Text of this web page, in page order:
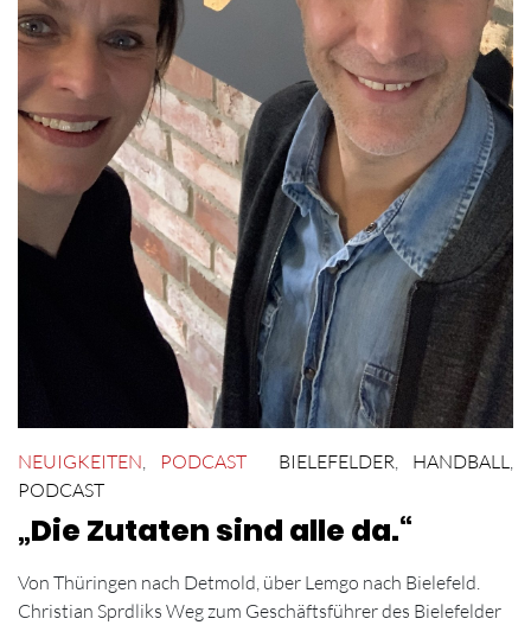
NEUIGKEITEN PODCAST BIELEFELDER HANDBALL
PODCAST
„Die Zutaten sind alle da.“
Von Thüringen nach Detmold, über Lemgo nach Bielefeld.
Christian Sprdliks Weg zum Geschäftsführer des Bielefelder